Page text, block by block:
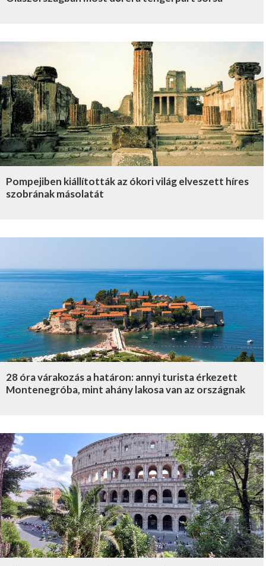
Pompejiben kiállították az ókori világ elveszett híres
szobrának másolatát
28 óra várakozás a határon: annyi turista érkezett
Montenegróba, mint ahány lakosa van az országnak